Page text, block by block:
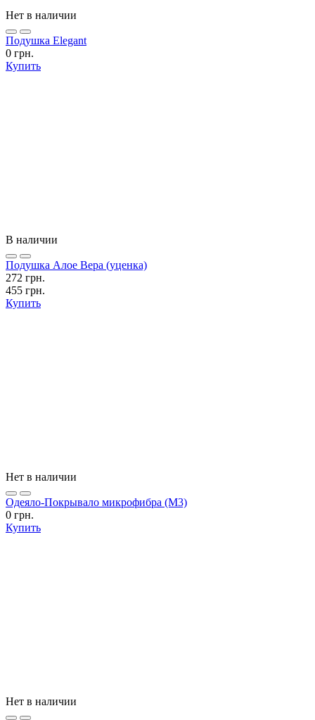
Нет в наличии
Подушка Elegant
0 грн.
Купить
В наличии
Подушка Алое Вера (уценка)
272 грн.
455 грн.
Купить
Нет в наличии
Одеяло-Покрывало микрофибра (М3)
0 грн.
Купить
Нет в наличии